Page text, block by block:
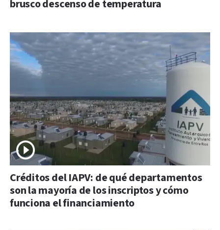
brusco descenso de temperatura
Créditos del IAPV: de qué departamentos
son la mayoría de los inscriptos y cómo
funciona el financiamiento